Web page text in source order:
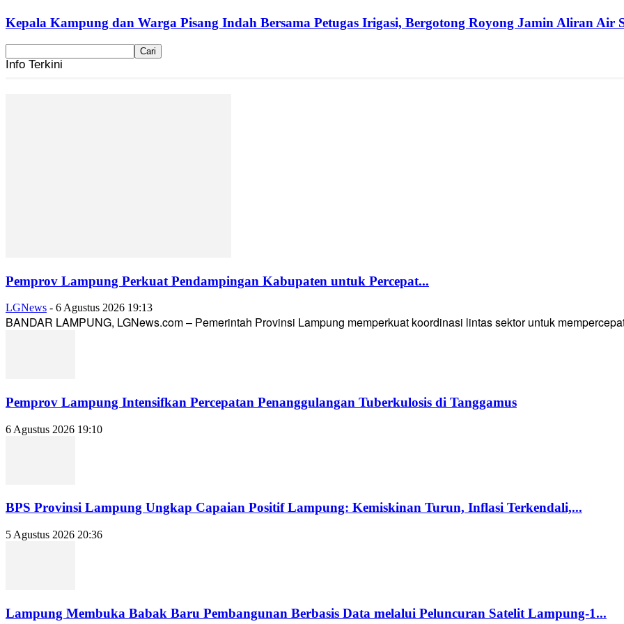
Kepala Kampung dan Warga Pisang Indah Bersama Petugas Irigasi, Bergotong Royong Jamin Aliran Air
Info Terkini
Pemprov Lampung Perkuat Pendampingan Kabupaten untuk Percepat...
LGNews - 6 Agustus 2026 19:13
BANDAR LAMPUNG, LGNews.com – Pemerintah Provinsi Lampung memperkuat koordinasi lintas sektor untuk
Pemprov Lampung Intensifkan Percepatan Penanggulangan Tuberkulosis di Tanggamus
6 Agustus 2026 19:10
BPS Provinsi Lampung Ungkap Capaian Positif Lampung: Kemiskinan Turun, Inflasi Terkendali,...
5 Agustus 2026 20:36
Lampung Membuka Babak Baru Pembangunan Berbasis Data melalui Peluncuran Satelit Lampung-1...